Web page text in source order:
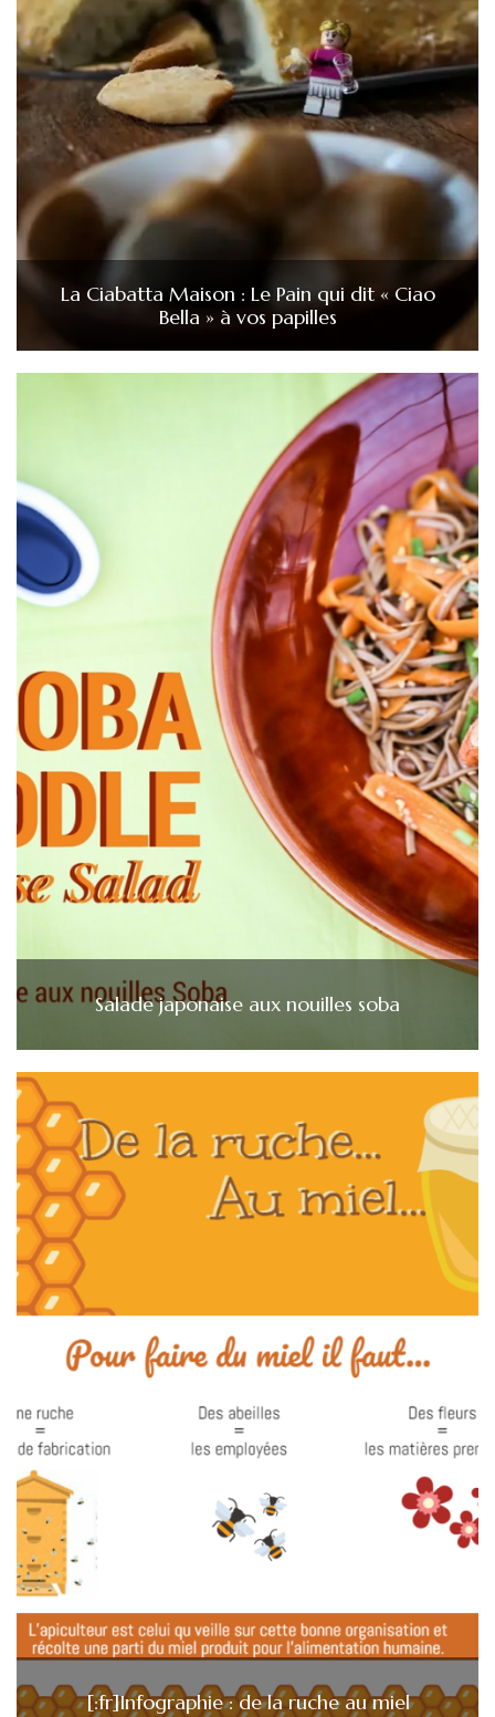
La Ciabatta Maison : Le Pain qui dit « Ciao
Bella » à vos papilles
Salade japonaise aux nouilles soba
[:fr]Infographie : de la ruche au miel